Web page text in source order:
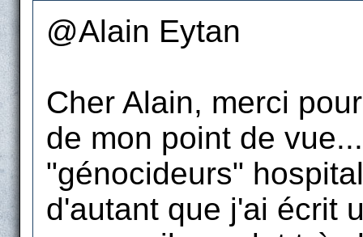
@Alain Eytan
Cher Alain, merci
de mon point de
"génocideurs"
d'autant que j'ai écrit